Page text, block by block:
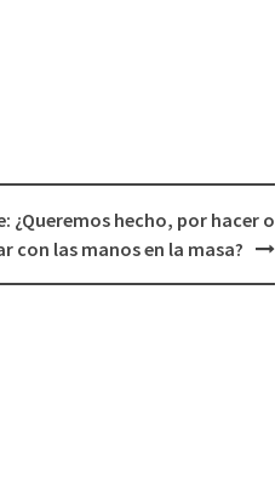
¿Queremos hecho, por hacer o
con las manos en la masa?